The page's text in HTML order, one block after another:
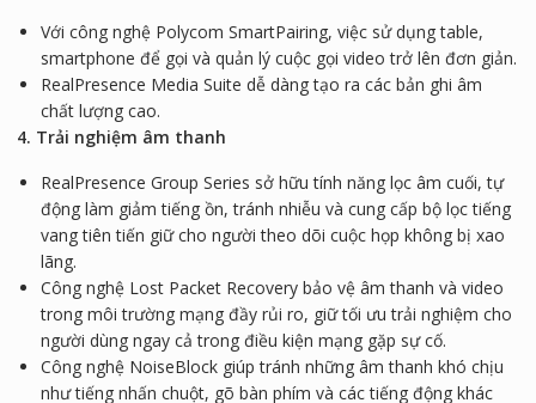
Với công nghệ Polycom SmartPairing, việc sử dụng table,
smartphone để gọi và quản lý cuộc gọi video trở lên đơn giản.
RealPresence Media Suite dễ dàng tạo ra các bản ghi âm
chất lượng cao.
4. Trải nghiệm âm thanh
RealPresence Group Series sở hữu tính năng lọc âm cuối, tự
động làm giảm tiếng ồn, tránh nhiễu và cung cấp bộ lọc tiếng
vang tiên tiến giữ cho người theo dõi cuộc họp không bị xao
lãng.
Công nghệ Lost Packet Recovery bảo vệ âm thanh và video
trong môi trường mạng đầy rủi ro, giữ tối ưu trải nghiệm cho
người dùng ngay cả trong điều kiện mạng gặp sự cố.
Công nghệ NoiseBlock giúp tránh những âm thanh khó chịu
như tiếng nhấn chuột, gõ bàn phím và các tiếng động khác